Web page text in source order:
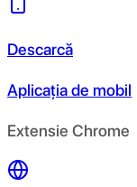
Descarcă
Aplicația de mobil
Extensie Chrome